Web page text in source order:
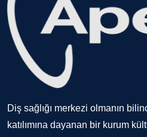
Diş sağlığı merkezi olmanın
katılımına dayanan bir kurum